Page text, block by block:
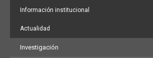
Información institucional
Actualidad
Investigación